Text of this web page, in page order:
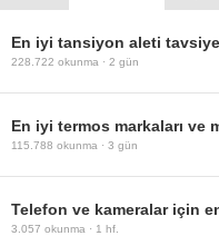
En iyi tansiyon aleti
228.722 okunma · 2 gün
En iyi termos markaları ve
115.788 okunma · 3 gün
Telefon ve kameralar için
3.057 okunma · 1 hf.